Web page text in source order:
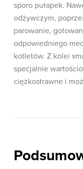
sporo pułapek.
odżywczym,
parowanie,
odpowiedniego
kotletów. Z kolei
specjalnie
ciężkostrawne i